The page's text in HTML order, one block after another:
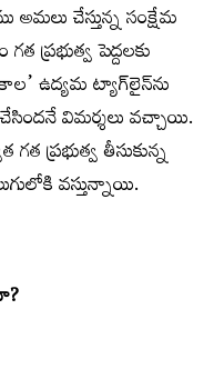
చేస్తున్న సంక్షేమ
ప్రభుత్వ పెద్దలకు
ఉద్యమ ట్యాగ్‌లైన్‌ను
విమర్శలు వచ్చాయి.
గత ప్రభుత్వ తీసుకున్న
వస్తున్నాయి.